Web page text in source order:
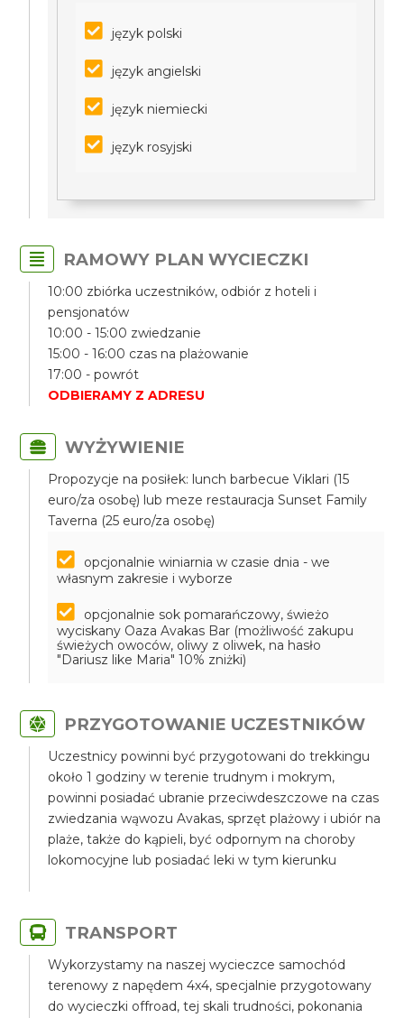
język polski
język angielski
język niemiecki
język rosyjski
RAMOWY PLAN WYCIECZKI
10:00 zbiórka uczestników, odbiór z hoteli i
pensjonatów
10:00 - 15:00 zwiedzanie
15:00 - 16:00 czas na plażowanie
17:00 - powrót
ODBIERAMY Z ADRESU
WYŻYWIENIE
Propozycje na posiłek: lunch barbecue Viklari (15
euro/za osobę) lub meze restauracja Sunset Family
Taverna (25 euro/za osobę)
opcjonalnie winiarnia w czasie dnia - we
własnym zakresie i wyborze
opcjonalnie sok pomarańczowy, świeżo
wyciskany Oaza Avakas Bar (możliwość zakupu
świeżych owoców, oliwy z oliwek, na hasło
"Dariusz like Maria" 10% zniżki)
PRZYGOTOWANIE UCZESTNIKÓW
Uczestnicy powinni być przygotowani do trekkingu
około 1 godziny w terenie trudnym i mokrym,
powinni posiadać ubranie przeciwdeszczowe na czas
zwiedzania wąwozu Avakas, sprzęt plażowy i ubiór na
plaże, także do kąpieli, być odpornym na choroby
lokomocyjne lub posiadać leki w tym kierunku
TRANSPORT
Wykorzystamy na naszej wycieczce samochód
terenowy z napędem 4x4, specjalnie przygotowany
do wycieczki offroad, tej skali trudności, pokonania